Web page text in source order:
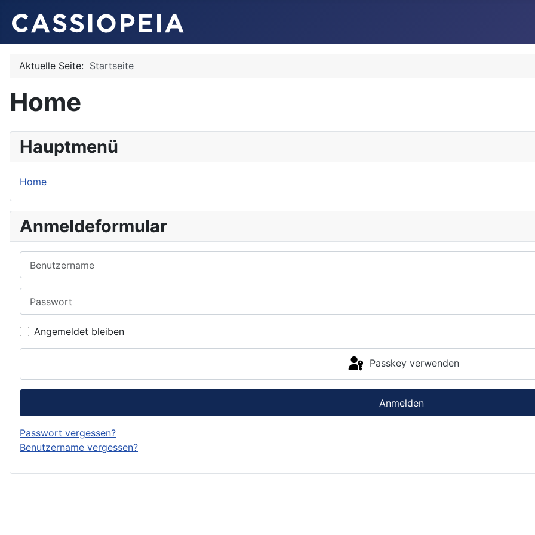
Aktuelle Seite: Startseite
Home
Hauptmenü
Home
Anmeldeformular
Angemeldet bleiben
Passkey verwenden
Anmelden
Passwort vergessen?
Benutzername vergessen?